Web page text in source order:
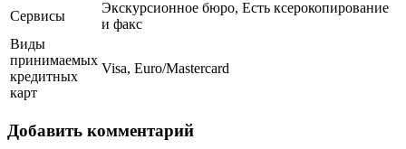
Сервисы
Экскурсионное бюро, Есть ксерокопирование
и факс
Виды
принимаемых
кредитных
карт
Visa, Euro/Mastercard
Добавить комментарий